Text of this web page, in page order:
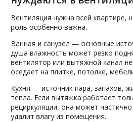
Вентиляция нужна всей квартире,
роль особенно важна.
Ванная и санузел — основные
душа влажность может резко
вентилятор или вытяжной канал
оседает на плитке, потолке,
Кухня — источник пара, запахов,
тепла. Если вытяжка работает
рециркуляции, она может
удалит влагу из помещения.